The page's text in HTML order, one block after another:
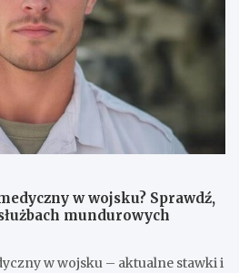
w wojsku? Sprawdź,
mundurowych
w wojsku – aktualne stawki i